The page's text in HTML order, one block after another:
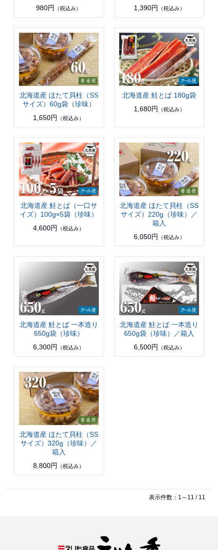
980円
（税込み）
1,390円
（税込み）
北海道産 ほたて貝柱（SS
サイズ）60g袋（珍味）
1,650円
（税込み）
北海道産 鮭とば 180g袋
1,680円
（税込み）
北海道産 鮭とば（一口サ
イズ）100g×5袋（珍味）
4,600円
（税込み）
北海道産 ほたて貝柱（SS
サイズ）220g（珍味）／
箱入
6,050円
（税込み）
北海道産 鮭とば 一本造り
650g袋（珍味）
6,300円
（税込み）
北海道産 鮭とば 一本造り
650g袋（珍味）／箱入
6,500円
（税込み）
北海道産 ほたて貝柱（SS
サイズ）320g（珍味）／
箱入
8,800円
（税込み）
表示件数：1～11 / 11